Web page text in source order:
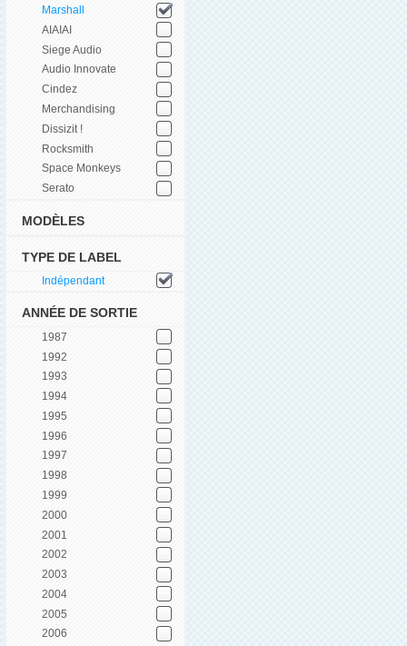
Marshall
AIAIAI
Siege Audio
Audio Innovate
Cindez
Merchandising
Dissizit !
Rocksmith
Space Monkeys
Serato
MODÈLES
TYPE DE LABEL
Indépendant
ANNÉE DE SORTIE
1987
1992
1993
1994
1995
1996
1997
1998
1999
2000
2001
2002
2003
2004
2005
2006